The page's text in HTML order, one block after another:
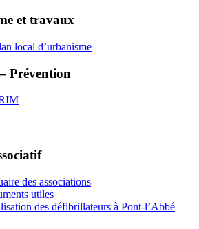
et travaux
local d’urbanisme
Prévention
des associations
utiles
des défibrillateurs à Pont-l’Abbé